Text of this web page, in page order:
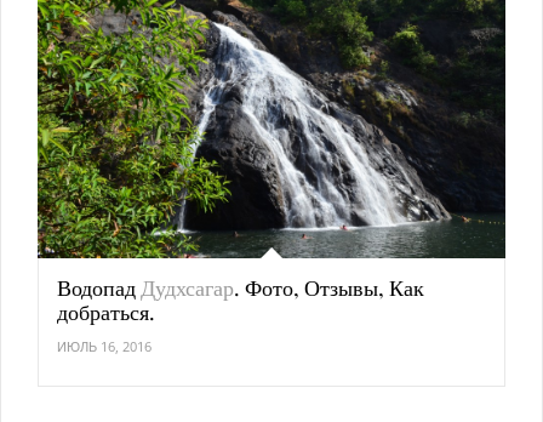
Водопад Дудхсагар. Фото, Отзывы, Как
добраться.
ИЮЛЬ 16, 2016